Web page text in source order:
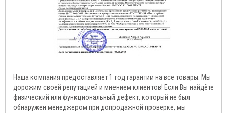
Наша компания предоставляет 1 год гарантии на все товары. Мы
дорожим своей репутацией и мнением клиентов! Если Вы найдёте
физический или функциональный дефект, который не был
обнаружен менеджером при допродажной проверке, мы